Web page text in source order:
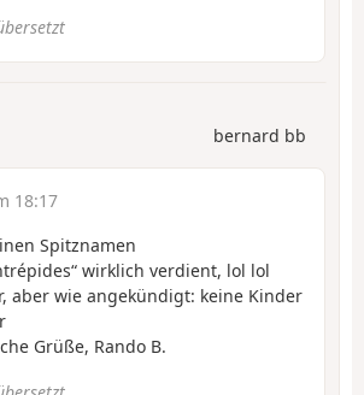
bernard bb
18:17
Spitznamen
wirklich verdient, lol lol
aber wie angekündigt: keine Kinder
Grüße, Rando B.